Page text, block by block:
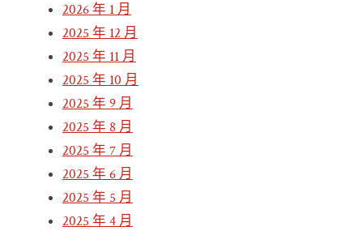
2026 年 1 月
2025 年 12 月
2025 年 11 月
2025 年 10 月
2025 年 9 月
2025 年 8 月
2025 年 7 月
2025 年 6 月
2025 年 5 月
2025 年 4 月